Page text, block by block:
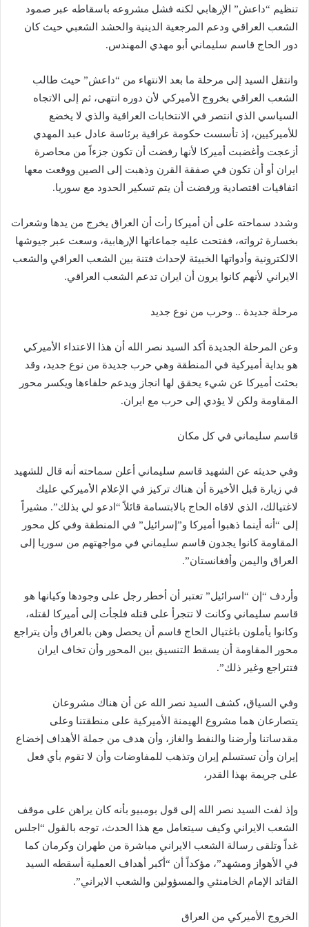
تنظيم “داعش” الإرهابي لكنه فشل مشروعه باسقاطه عبر صمود
الشعب العراقي ودعم المرجعية الدينية والحشد الشعبي حيث كان
دور الحاج قاسم سليماني أبو مهدي المهندس.
وانتقل السيد إلى مرحلة ما بعد الانتهاء من “داعش” حيث طالب
الشعب العراقي بخروج الأميركي لأن دوره انتهى، ثم إلى الاتجاه
السياسي الذي انتصر في الانتخابات العراقية والذي لا يخضع
للأميركيين، إذ تأسست حكومة عراقية برئاسة عادل عبد المهدي
أزعجت وأغضبت أميركا لأنها رفضت أن تكون جزءاً من محاصرة
ايران أو أن تكون في صفقة القرن وذهبت إلى الصين ووقعت معها
اتفاقيات اقتصادية ورفضت أن يتم تسكير الحدود مع سوريا.
وشدد سماحته على أن أميركا رأت أن العراق يخرج من يدها وشعرات
بخسارة ثرواته، ففتحت عليه جماعاتها الإرهابية، وسعت عبر جيوشها
الالكترونية وأدواتها الخبيثة لإحداث فتنة بين الشعب العراقي والشعب
الايراني لأنهم كانوا يرون أن ايران تدعم الشعب العراقي.
مرحلة جديدة .. وحرب من نوع جديد
وعن المرحلة الجديدة أكد السيد نصر الله أن هذا الاعتداء الأميركي
هو بداية أميركية في المنطقة وهي حرب جديدة من نوع جديد، وقد
بحثت أميركا عن شيء يحقق لها انجاز ويدعم حلفاءها ويكسر محور
المقاومة ولكن لا يؤدي إلى حرب مع ايران.
قاسم سليماني في كل مكان
وفي حديثه عن الشهيد قاسم سليماني أعلن سماحته أنه قال للشهيد
في زيارة قبل الأخيرة أن هناك تركيز في الإعلام الأميركي عليك
لاغتيالك، الذي لاقاه الحاج بالابتسامة قائلاً “ادعو لي بذلك”. مشيراً
إلى “أنه أينما ذهبوا أميركا و”إسرائيل” في المنطقة وفي كل محور
المقاومة كانوا يجدون قاسم سليماني في مواجهتهم من سوريا إلى
العراق واليمن وأفغانستان”.
وأردف “إن “اسرائيل” تعتبر أن أخطر رجل على وجودها وكيانها هو
قاسم سليماني وكانت لا تتجرأ على قتله فلجأت إلى أميركا لقتله،
وكانوا يأملون باغتيال الحاج قاسم أن يحصل وهن بالعراق وأن يتراجع
محور المقاومة أن يسقط التنسيق بين المحور وأن تخاف ايران
فتتراجع وغير ذلك”.
وفي السياق، كشف السيد نصر الله عن أن هناك مشروعان
يتصارعان هما مشروع الهيمنة الأميركية على منطقتنا وعلى
مقدساتنا وأرضنا والنفط والغاز، وأن هدف من جملة الأهداف إخضاع
إيران وأن تستسلم إيران وتذهب للمفاوضات وأن لا تقوم بأي فعل
على جريمة بهذا القدر،
وإذ لفت السيد نصر الله إلى قول بومبيو بأنه كان يراهن على موقف
الشعب الايراني وكيف سيتعامل مع هذا الحدث، توجه بالقول “اجلس
غداً وتلقى رسالة الشعب الايراني مباشرة من طهران وكرمان كما
في الأهواز ومشهد”، مؤكداً أن “أكبر أهداف العملية أسقطه السيد
القائد الإمام الخامنئي والمسؤولين والشعب الايراني”.
الخروج الأميركي من العراق